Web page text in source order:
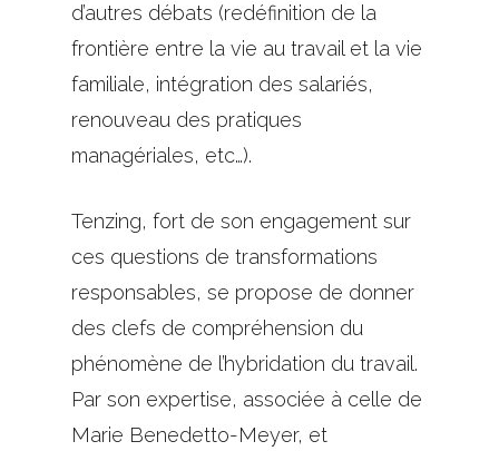
d’autres débats (redéfinition de la
frontière entre la vie au travail et la vie
familiale, intégration des salariés,
renouveau des pratiques
managériales, etc…).
Tenzing, fort de son engagement sur
ces questions de transformations
responsables, se propose de donner
des clefs de compréhension du
phénomène de l’hybridation du travail.
Par son expertise, associée à celle de
Marie Benedetto-Meyer, et